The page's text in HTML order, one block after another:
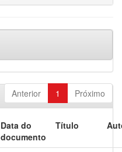
Anterior 1 Próximo
Data do
documento
Título